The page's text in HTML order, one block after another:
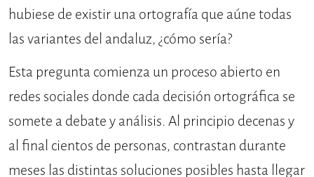
hubiese de existir una ortografía que aúne todas
las variantes del andaluz, ¿cómo sería?
Esta pregunta comienza un proceso abierto en
redes sociales donde cada decisión ortográfica se
somete a debate y análisis. Al principio decenas y
al final cientos de personas, contrastan durante
meses las distintas soluciones posibles hasta llegar